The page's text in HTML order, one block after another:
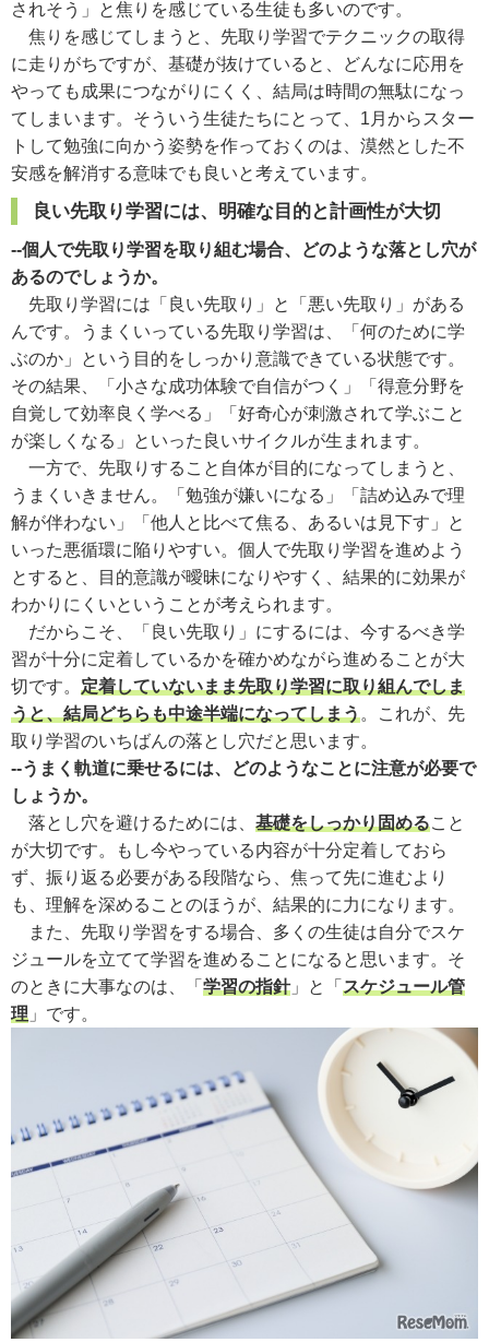
されそう」と焦りを感じている生徒も多いのです。
焦りを感じてしまうと、先取り学習でテクニックの取得
に走りがちですが、基礎が抜けていると、どんなに応用を
やっても成果につながりにくく、結局は時間の無駄になっ
てしまいます。そういう生徒たちにとって、1月からスター
トして勉強に向かう姿勢を作っておくのは、漠然とした不
安感を解消する意味でも良いと考えています。
良い先取り学習には、明確な目的と計画性が大切
--個人で先取り学習を取り組む場合、どのような落とし穴が
あるのでしょうか。
先取り学習には「良い先取り」と「悪い先取り」がある
んです。うまくいっている先取り学習は、「何のために学
ぶのか」という目的をしっかり意識できている状態です。
その結果、「小さな成功体験で自信がつく」「得意分野を
自覚して効率良く学べる」「好奇心が刺激されて学ぶこと
が楽しくなる」といった良いサイクルが生まれます。
一方で、先取りすること自体が目的になってしまうと、
うまくいきません。「勉強が嫌いになる」「詰め込みで理
解が伴わない」「他人と比べて焦る、あるいは見下す」と
いった悪循環に陥りやすい。個人で先取り学習を進めよう
とすると、目的意識が曖昧になりやすく、結果的に効果が
わかりにくいということが考えられます。
だからこそ、「良い先取り」にするには、今するべき学
習が十分に定着しているかを確かめながら進めることが大
切です。 定着していないまま先取り学習に取り組んでしま
うと、結局どちらも中途半端になってしまう。これが、先
取り学習のいちばんの落とし穴だと思います。
--うまく軌道に乗せるには、どのようなことに注意が必要で
しょうか。
落とし穴を避けるためには、 基礎をしっかり固めること
が大切です。もし今やっている内容が十分定着しておら
ず、振り返る必要がある段階なら、焦って先に進むより
も、理解を深めることのほうが、結果的に力になります。
また、先取り学習をする場合、多くの生徒は自分でスケ
ジュールを立てて学習を進めることになると思います。そ
のときに大事なのは、「 学習の指針」と「 スケジュール管
理 」です。